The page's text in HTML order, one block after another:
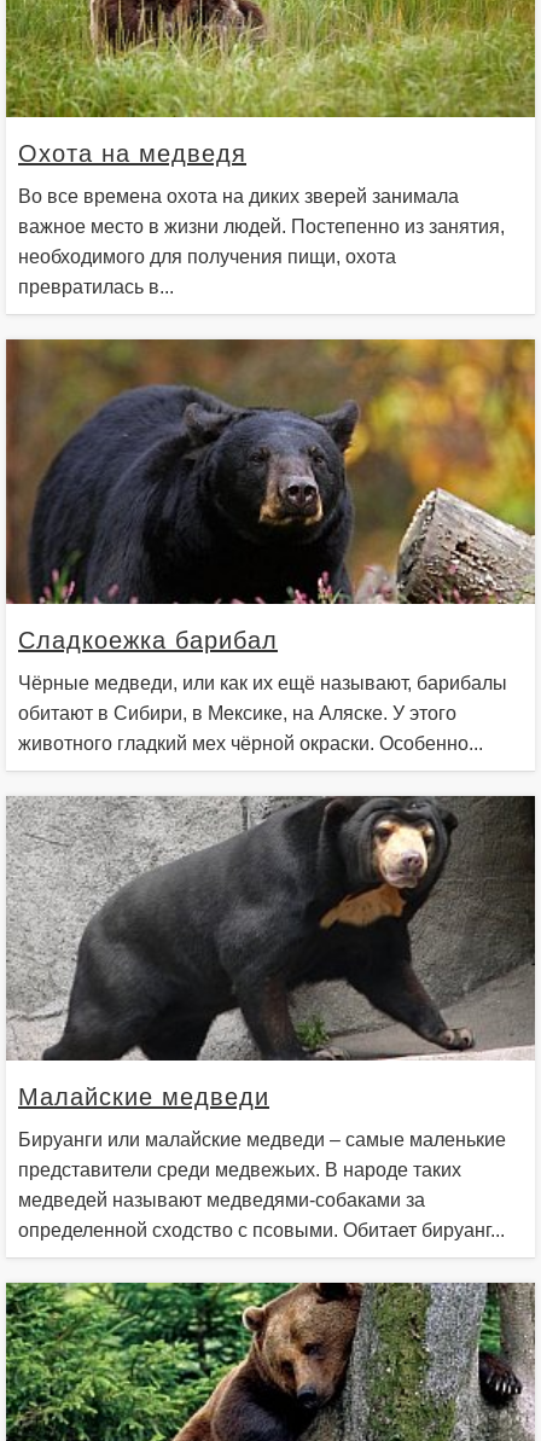
Охота на медведя
Во все времена охота на диких зверей занимала
важное место в жизни людей. Постепенно из занятия,
необходимого для получения пищи, охота
превратилась в...
Сладкоежка барибал
Чёрные медведи, или как их ещё называют, барибалы
обитают в Сибири, в Мексике, на Аляске. У этого
животного гладкий мех чёрной окраски. Особенно...
Малайские медведи
Бируанги или малайские медведи – самые маленькие
представители среди медвежьих. В народе таких
медведей называют медведями-собаками за
определенной сходство с псовыми. Обитает бируанг...